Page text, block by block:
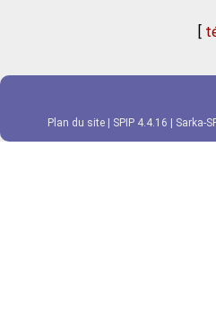
[
Plan du site SPIP 4.4.16 Sarka-